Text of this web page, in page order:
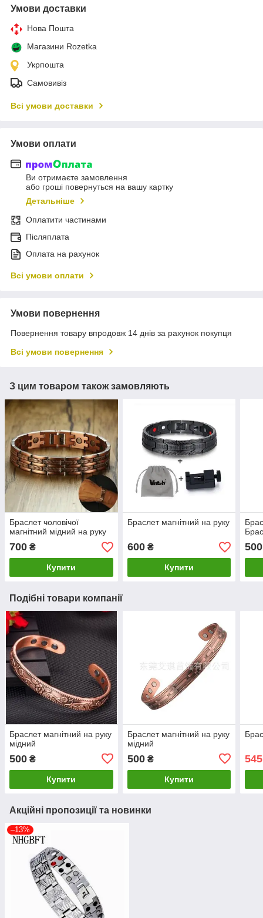
Умови доставки
Нова Пошта
Магазини Rozetka
Укрпошта
Самовивіз
Всі умови доставки
Умови оплати
Ви отримаєте замовлення
або гроші повернуться на вашу картку
Детальніше
Оплатити частинами
Післяплата
Оплата на рахунок
Всі умови оплати
Умови повернення
Повернення товару впродовж 14 днів за рахунок покупця
Всі умови повернення
З цим товаром також замовляють
Браслет чоловічої
магнітний мідний на руку
700 ₴
Купити
Браслет магнітний на руку
600₴
Купити
500
Подібні товари компанії
Браслет магнітний на руку
мідний
500 ₴
Купити
Браслет магнітний на руку
мідний
500₴
Купити
545
Акційні пропозиції та новинки
–13%